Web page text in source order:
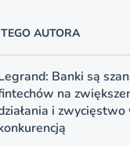
AUTORA
Banki są
na
i